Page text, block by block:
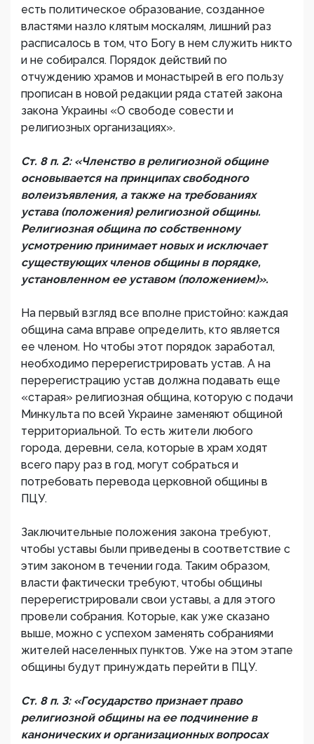
есть политическое образование, созданное
властями назло клятым москалям, лишний раз
расписалось в том, что Богу в нем служить никто
и не собирался. Порядок действий по
отчуждению храмов и монастырей в его пользу
прописан в новой редакции ряда статей закона
закона Украины «О свободе совести и
религиозных организациях».
Ст. 8 п. 2: «Членство в религиозной общине
основывается на принципах свободного
волеизъявления, а также на требованиях
устава (положения) религиозной общины.
Религиозная община по собственному
усмотрению принимает новых и исключает
существующих членов общины в порядке,
установленном ее уставом (положением)».
На первый взгляд все вполне пристойно: каждая
община сама вправе определить, кто является
ее членом. Но чтобы этот порядок заработал,
необходимо перерегистрировать устав. А на
перерегистрацию устав должна подавать еще
«старая» религиозная община, которую с подачи
Минкульта по всей Украине заменяют общиной
территориальной. То есть жители любого
города, деревни, села, которые в храм ходят
всего пару раз в год, могут собраться и
потребовать перевода церковной общины в
ПЦУ.
Заключительные положения закона требуют,
чтобы уставы были приведены в соответствие с
этим законом в течении года. Таким образом,
власти фактически требуют, чтобы общины
перерегистрировали свои уставы, а для этого
провели собрания. Которые, как уже сказано
выше, можно с успехом заменять собраниями
жителей населенных пунктов. Уже на этом этапе
общины будут принуждать перейти в ПЦУ.
Ст. 8 п. 3: «Государство признает право
религиозной общины на ее подчинение в
канонических и организационных вопросах